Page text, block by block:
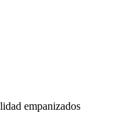
empanizados